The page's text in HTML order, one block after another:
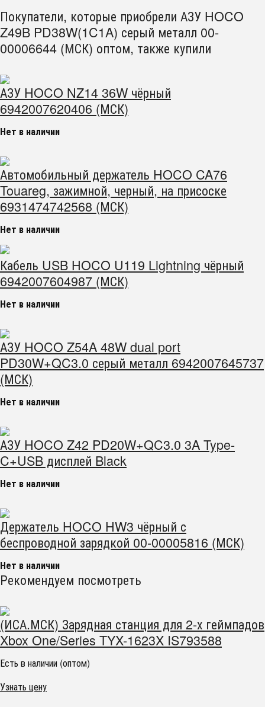
Покупатели, которые приобрели АЗУ HOCO
Z49B PD38W(1C1A) серый металл 00-
00006644 (МСК) оптом, также купили
АЗУ HOCO NZ14 36W чёрный
6942007620406 (МСК)
Нет в наличии
Автомобильный держатель HOCO CA76
Touareg, зажимной, черный, на присоске
6931474742568 (МСК)
Нет в наличии
Кабель USB HOCO U119 Lightning чёрный
6942007604987 (МСК)
Нет в наличии
АЗУ HOCO Z54A 48W dual port
PD30W+QC3.0 серый металл 6942007645737
(МСК)
Нет в наличии
АЗУ HOCO Z42 PD20W+QC3.0 3A Type-
C+USB дисплей Black
Нет в наличии
Держатель HOCO HW3 чёрный с
беспроводной зарядкой 00-00005816 (МСК)
Нет в наличии
Рекомендуем посмотреть
(ИСА.МСК) Зарядная станция для 2-х геймпадов
Xbox One/Series TYX-1623X IS793588
Есть в наличии (оптом)
Узнать цену